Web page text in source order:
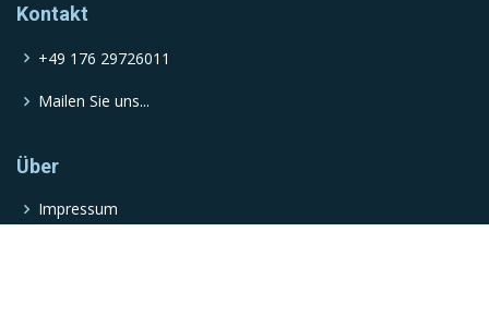
Kontakt
+49 176 29726011
Mailen Sie uns...
Über
Impressum